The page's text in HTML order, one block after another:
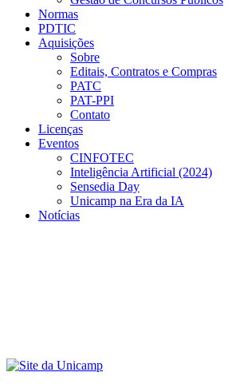
Normas
PDTIC
Aquisições
Sobre
Editais, Contratos e Compras
PATC
PAT-PPI
Contato
Licenças
Eventos
CINFOTEC
Inteligência Artificial (2024)
Sensedia Day
Unicamp na Era da IA
Notícias